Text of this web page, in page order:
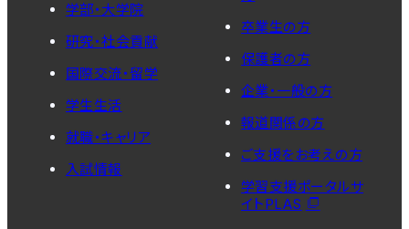
学部・大学院
研究・社会貢献
国際交流・留学
学生生活
就職・キャリア
入試情報
卒業生の方
保護者の方
企業・一般の方
報道関係の方
ご支援をお考えの方
学習支援ポータルサ
イトPLAS